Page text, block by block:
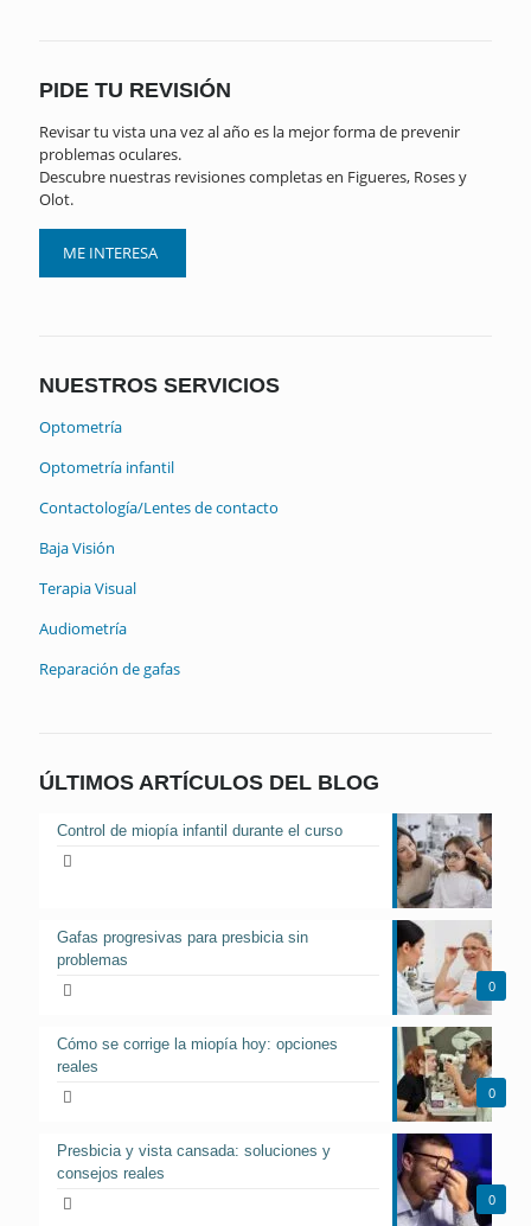
PIDE TU REVISIÓN
Revisar tu vista una vez al año es la mejor forma de prevenir
problemas oculares.
Descubre nuestras revisiones completas en Figueres, Roses y
Olot.
ME INTERESA
NUESTROS SERVICIOS
Optometría
Optometría infantil
Contactología/Lentes de contacto
Baja Visión
Terapia Visual
Audiometría
Reparación de gafas
ÚLTIMOS ARTÍCULOS DEL BLOG
Control de miopía infantil durante el curso
0
Gafas progresivas para presbicia sin
problemas
0
Cómo se corrige la miopía hoy: opciones
reales
0
Presbicia y vista cansada: soluciones y
consejos reales